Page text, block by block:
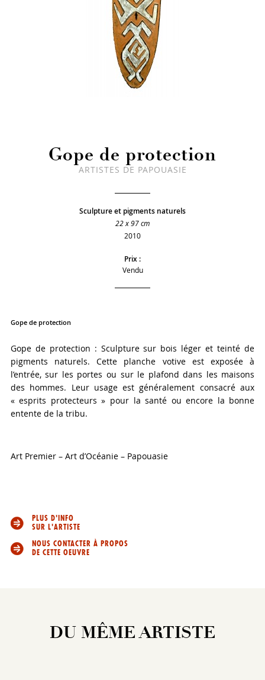
Gope de protection
ARTISTES DE PAPOUASIE
Sculpture et pigments naturels
22 x 97 cm
2010
Prix :
Vendu
Gope de protection
Gope de protection : Sculpture sur bois léger et teinté de
pigments naturels. Cette planche votive est exposée à
l’entrée, sur les portes ou sur le plafond dans les maisons
des hommes. Leur usage est généralement consacré aux
« esprits protecteurs » pour la santé ou encore la bonne
entente de la tribu.
Art Premier – Art d’Océanie – Papouasie
PLUS D'INFO
SUR L'ARTISTE
NOUS CONTACTER À PROPOS
DE CETTE OEUVRE
DU MÊME ARTISTE